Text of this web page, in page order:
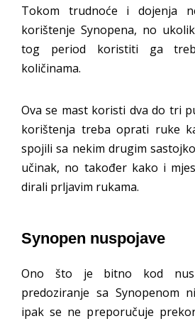
Tokom trudnoće i dojenja
korištenje Synopena, no
tog period koristiti ga
količinama.
Ova se mast koristi dva do tri
korištenja treba oprati ruke
spojili sa nekim drugim
učinak, no također kako i
dirali prljavim rukama.
Synopen nuspojave
Ono što je bitno kod
predoziranje sa Synopenom
ipak se ne preporučuje